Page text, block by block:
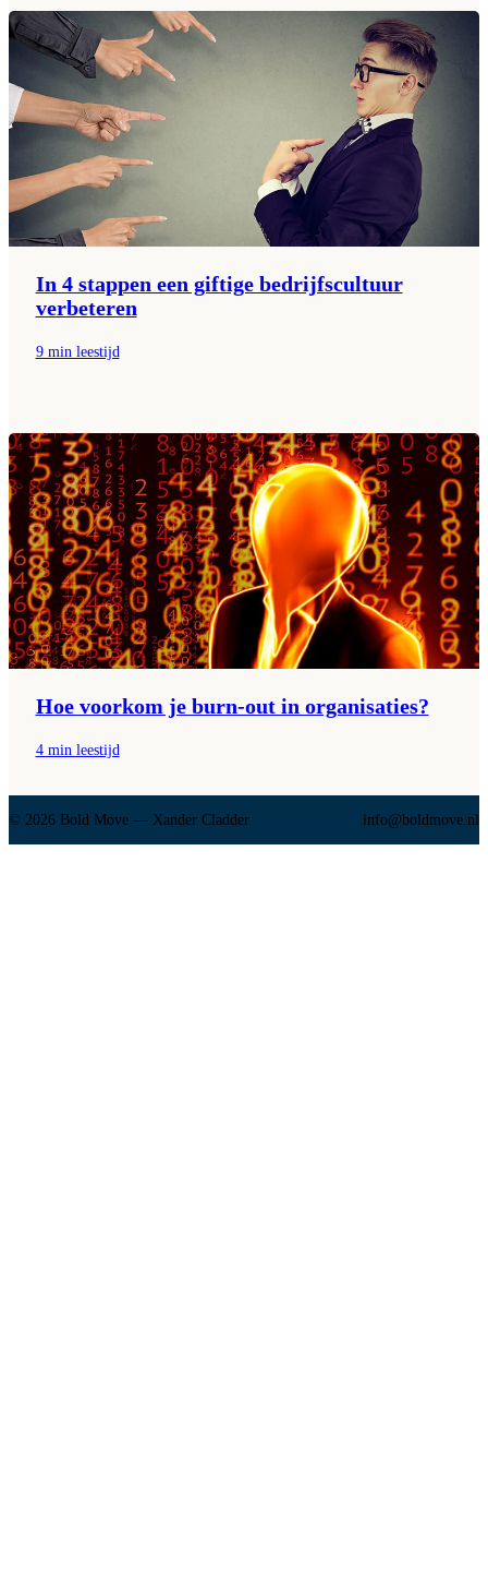
In 4 stappen een giftige bedrijfscultuur
verbeteren
9 min leestijd
Hoe voorkom je burn-out in organisaties?
4 min leestijd
© 2026 Bold Move — Xander Cladder ln.evomdlob
@ofni